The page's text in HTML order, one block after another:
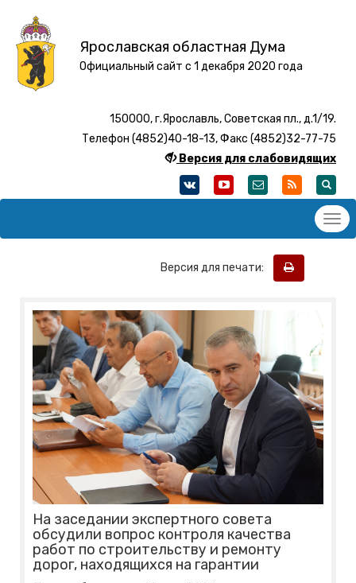
Ярославская областная Дума
Официальный сайт с 1 декабря 2020 года
150000, г.Ярославль, Советская пл., д.1/19.
Телефон (4852)40-18-13, Факс (4852)32-77-75
Версия для слабовидящих
Версия для печати:
На заседании экспертного совета
обсудили вопрос контроля качества
работ по строительству и ремонту
дорог, находящихся на гарантии